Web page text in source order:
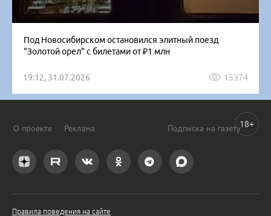
Под Новосибирском остановился элитный поезд
"Золотой орел" с билетами от ₽1 млн
19:12, 31.07.2026 15374
О проекте Реклама Подписка на газету
Правила поведения на сайте
18+